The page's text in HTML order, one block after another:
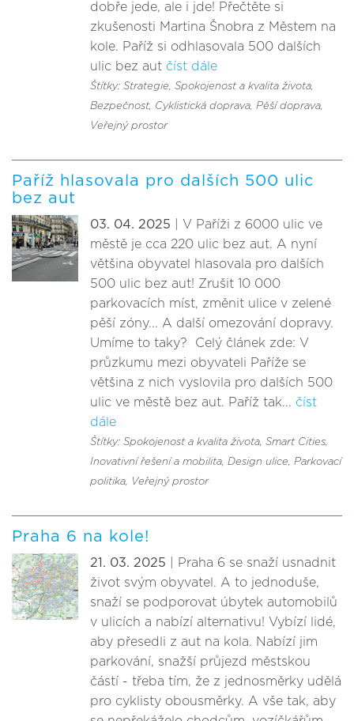
dobře jede, ale i jde! Přečtěte si
zkušenosti Martina Šnobra z Městem na
kole. Paříž si odhlasovala 500 dalších
ulic bez aut číst dále
Štítky: Strategie, Spokojenost a kvalita života,
Bezpečnost, Cyklistická doprava, Pěší doprava,
Veřejný prostor
Paříž hlasovala pro dalších 500 ulic
bez aut
03. 04. 2025 | V Paříži z 6000 ulic ve
městě je cca 220 ulic bez aut. A nyní
většina obyvatel hlasovala pro dalších
500 ulic bez aut! Zrušit 10 000
parkovacích míst, změnit ulice v zelené
pěší zóny... A další omezování dopravy.
Umíme to taky? Celý článek zde: V
průzkumu mezi obyvateli Paříže se
většina z nich vyslovila pro dalších 500
ulic ve městě bez aut. Paříž tak... číst
dále
Štítky: Spokojenost a kvalita života, Smart Cities,
Inovativní řešení a mobilita, Design ulice, Parkovací
politika, Veřejný prostor
Praha 6 na kole!
21. 03. 2025 | Praha 6 se snaží usnadnit
život svým obyvatel. A to jednoduše,
snaží se podporovat úbytek automobilů
v ulicích a nabízí alternativu! Vybízí lidé,
aby přesedli z aut na kola. Nabízí jim
parkování, snažší průjezd městskou
částí - třeba tím, že z jednosměrky udělá
pro cyklisty obousměrky. A vše tak, aby